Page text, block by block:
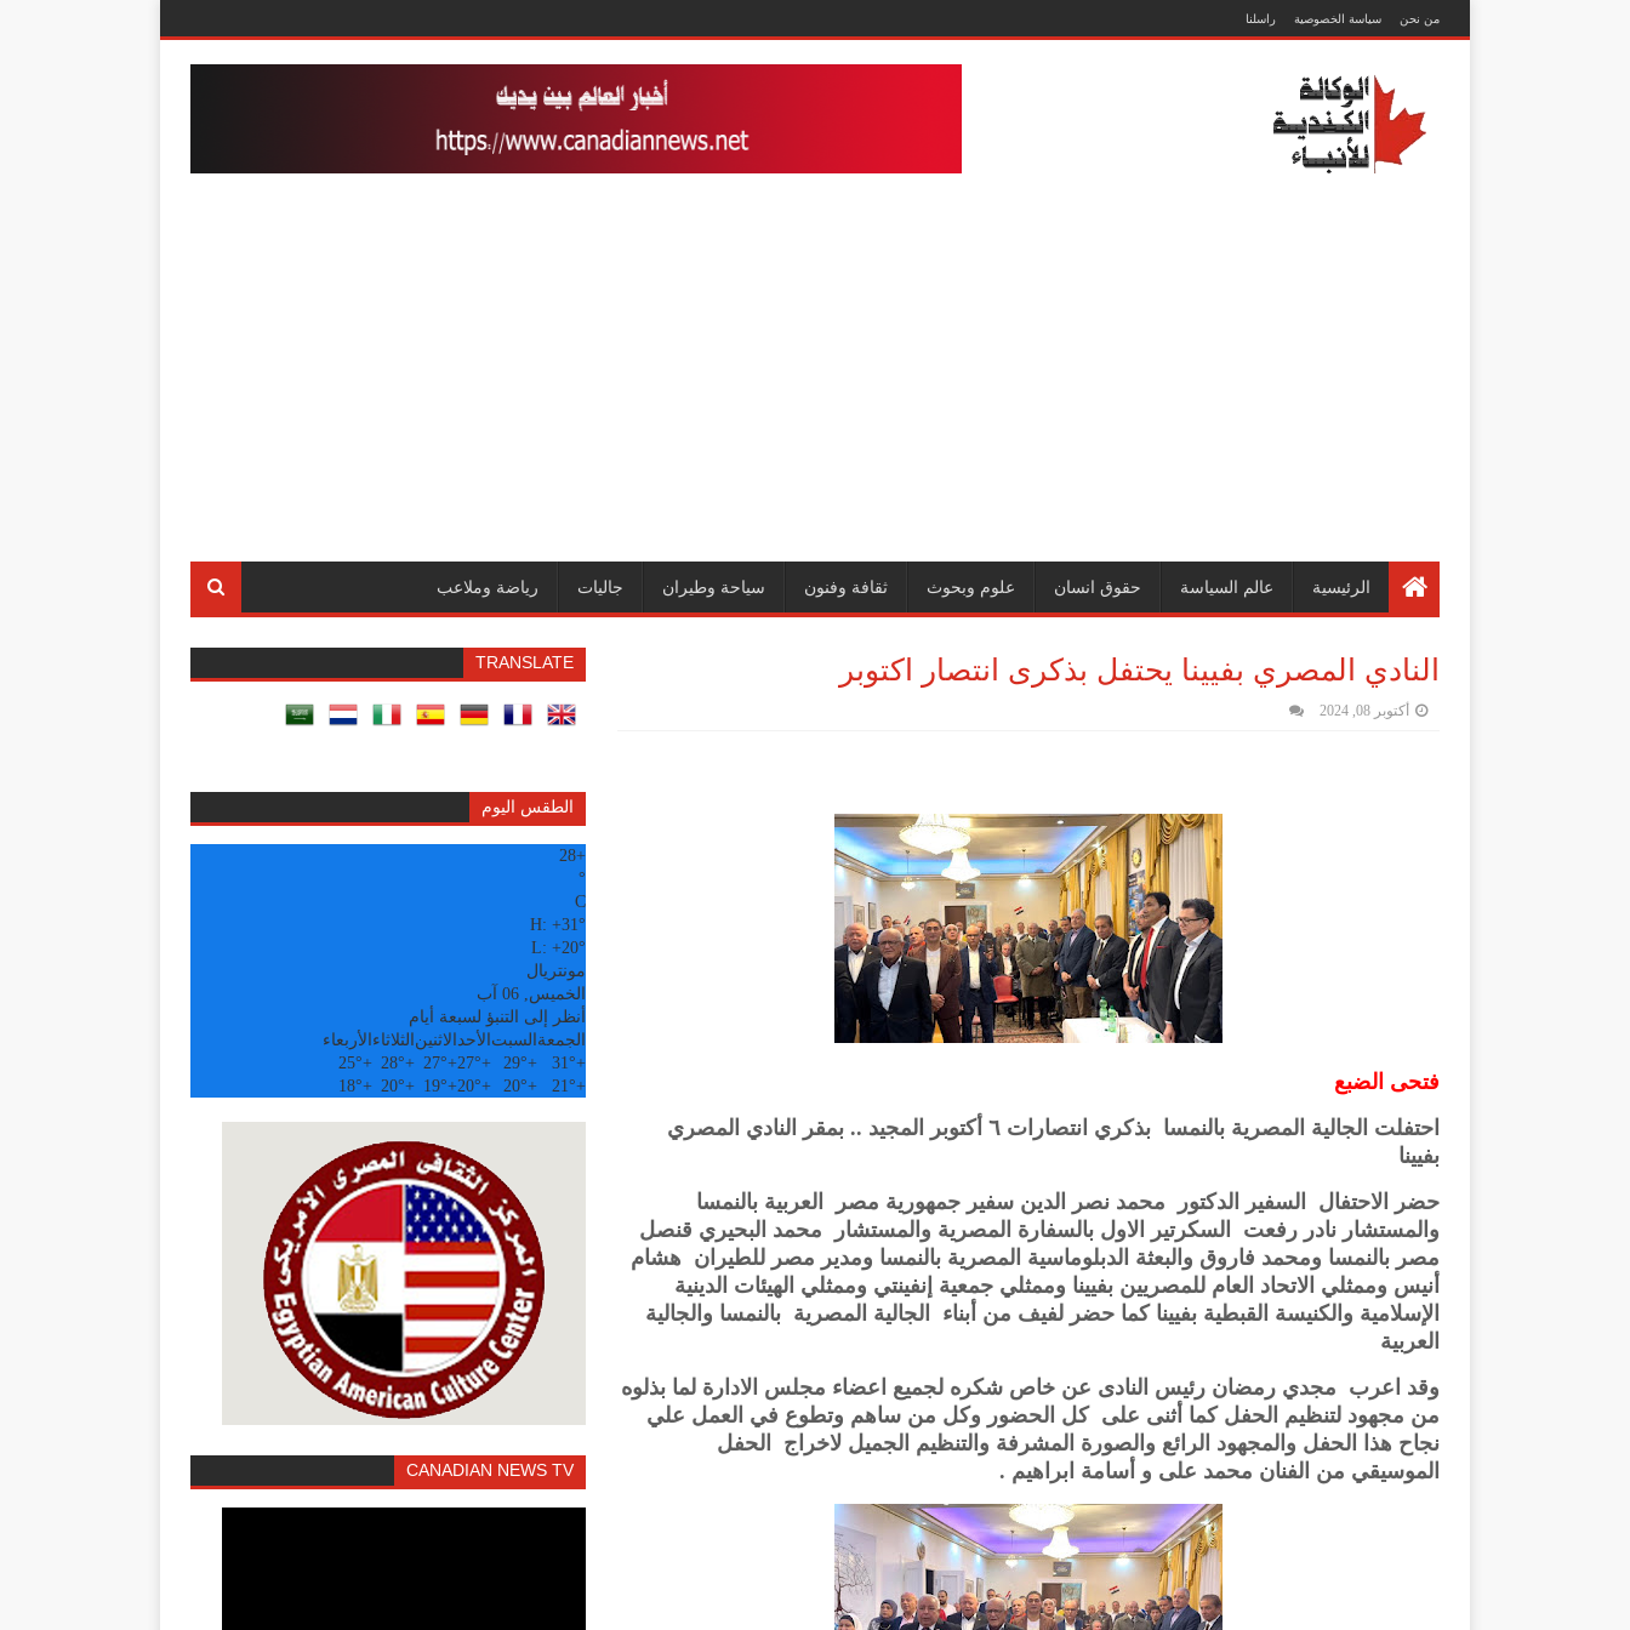
من نحن سياسة الخصوصية راسلنا
الرئيسية عالم السياسة حقوق انسان علوم وبحوث ثقافة وفنون سياحة وطيران جاليات رياضة وملاعب
النادي المصري بفيينا يحتفل بذكرى انتصار اكتوبر
أكتوبر 08, 2024
فتحى الضبع
احتفلت الجالية المصرية بالنمسا بذكري انتصارات ٦ أكتوبر المجيد .. بمقر النادي المصري
بفيينا
حضر الاحتفال السفير الدكتور محمد نصر الدين سفير جمهورية مصر العربية بالنمسا
والمستشار نادر رفعت السكرتير الاول بالسفارة المصرية والمستشار محمد البحيري قنصل
مصر بالنمسا ومحمد فاروق والبعثة الدبلوماسية المصرية بالنمسا ومدير مصر للطيران هشام
أنيس وممثلي الاتحاد العام للمصريين بفيينا وممثلي جمعية إنفينتي وممثلي الهيئات الدينية
الإسلامية والكنيسة القبطية بفيينا كما حضر لفيف من أبناء الجالية المصرية بالنمسا والجالية
العربية
وقد اعرب مجدي رمضان رئيس النادى عن خاص شكره لجميع اعضاء مجلس الادارة لما بذلوه
من مجهود لتنظيم الحفل كما أثنى على كل الحضور وكل من ساهم وتطوع في العمل علي
نجاح هذا الحفل والمجهود الرائع والصورة المشرفة والتنظيم الجميل لاخراج الحفل
الموسيقي من الفنان محمد على و أسامة ابراهيم .
TRANSLATE
الطقس اليوم
+
28
°
C
H: +31°
L: +20°
مونتريال
الخميس, 06 آب
أنظر إلى التنبؤ لسبعة أيام
الجمعة السبت الأحد الاثنين الثلاثاء الأربعاء
+
31°
+
29°
+
27°
+
27°
+
28°
+
25°
+
21°
+
20°
+
20°
+
19°
+
20°
+
18°
CANADIAN NEWS TV